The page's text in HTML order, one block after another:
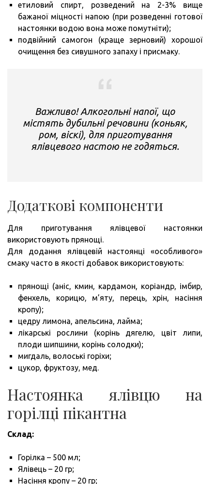
етиловий спирт, розведений на 2-3% вище
бажаної міцності напою (при розведенні готової
настоянки водою вона може помутніти);
подвійний самогон (краще зерновий) хорошої
очищення без сивушного запаху і присмаку.
Важливо! Алкогольні напої, що
містять дубильні речовини (коньяк,
ром, віскі), для приготування
ялівцевого настою не годяться.
Додаткові компоненти
Для приготування ялівцевої настоянки
використовують прянощі.
Для додання ялівцевій настоянці «особливого»
смаку часто в якості добавок використовують:
прянощі (аніс, кмин, кардамон, коріандр, імбир,
фенхель, корицю, м’яту, перець, хрін, насіння
кропу);
цедру лимона, апельсина, лайма;
лікарські рослини (корінь дягелю, цвіт липи,
плоди шипшини, корінь солодки);
мигдаль, волоські горіхи;
цукор, фруктозу, мед.
Настоянка ялівцю на
горілці пікантна
Склад:
Горілка – 500 мл;
Ялівець – 20 гр;
Насіння кропу – 20 гр;